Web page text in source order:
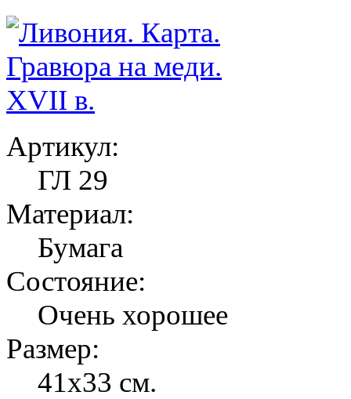
Артикул:
ГЛ 29
Материал:
Бумага
Состояние:
Очень хорошее
Размер:
41х33 см.